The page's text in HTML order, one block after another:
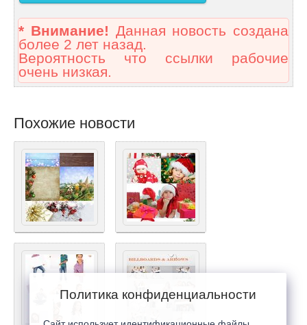
* Внимание! Данная новость создана
более 2 лет назад.
Вероятность что ссылки рабочие
очень низкая.
Похожие новости
Политика конфиденциальности